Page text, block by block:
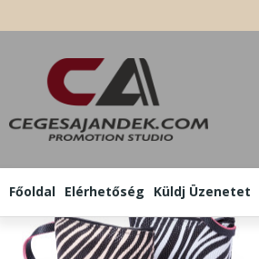
Főoldal Elérhetőség Küldj Üzenetet